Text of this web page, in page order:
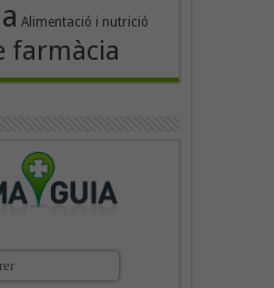
Alimentació i nutrició
farmàcia